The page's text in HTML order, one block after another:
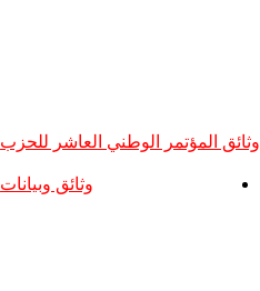
وثائق المؤتمر الوطني العاشر للحزب
وثائق وبيانات